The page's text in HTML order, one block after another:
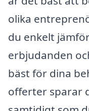
olika
du enkelt
erbjudanden
bäst för dina
offerter sparar